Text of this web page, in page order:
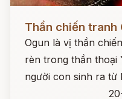
Đọc ngay
Thần chiến tranh
Ogun là vị thần
rèn trong thần thoại
người con sinh ra từ